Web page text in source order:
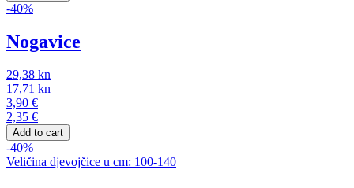
-40%
Nogavice
29,38 kn
17,71 kn
3,90 €
2,35 €
Add to cart
-40%
Veličina djevojčice u cm: 100-140